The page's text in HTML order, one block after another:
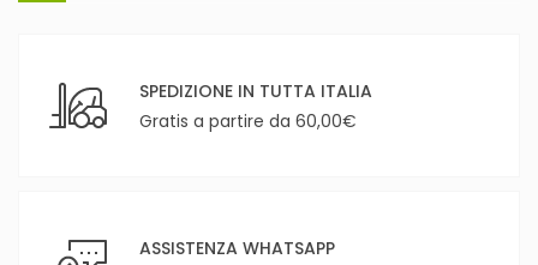
SPEDIZIONE IN TUTTA ITALIA
Gratis a partire da 60,00€
ASSISTENZA WHATSAPP